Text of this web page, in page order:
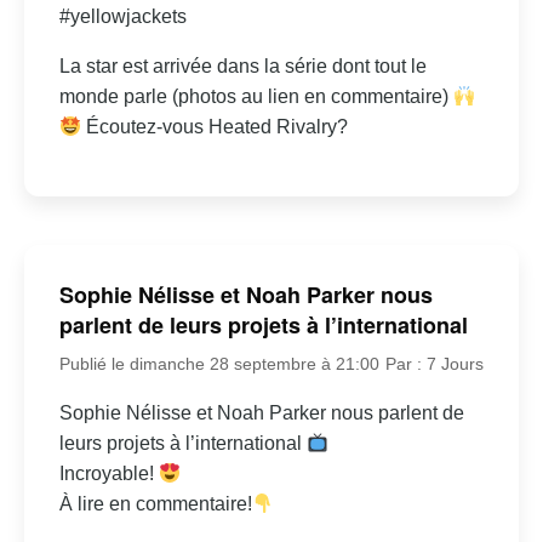
#yellowjackets
La star est arrivée dans la série dont tout le
monde parle (photos au lien en commentaire)
Écoutez-vous Heated Rivalry?
Sophie Nélisse et Noah Parker nous
parlent de leurs projets à l’international
Publié le dimanche 28 septembre à 21:00 Par : 7 Jours
Sophie Nélisse et Noah Parker nous parlent de
leurs projets à l’international
Incroyable!
À lire en commentaire!